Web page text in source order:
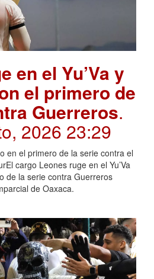
en el Yu’Va y
el primero de
Guerreros.
2026 23:29
en el primero de la serie contra el
cargo Leones ruge en el Yu’Va
de la serie contra Guerreros
de Oaxaca.